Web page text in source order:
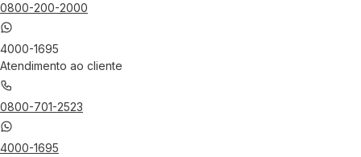
0800-200-2000
4000-1695
Atendimento ao cliente
0800-701-2523
4000-1695